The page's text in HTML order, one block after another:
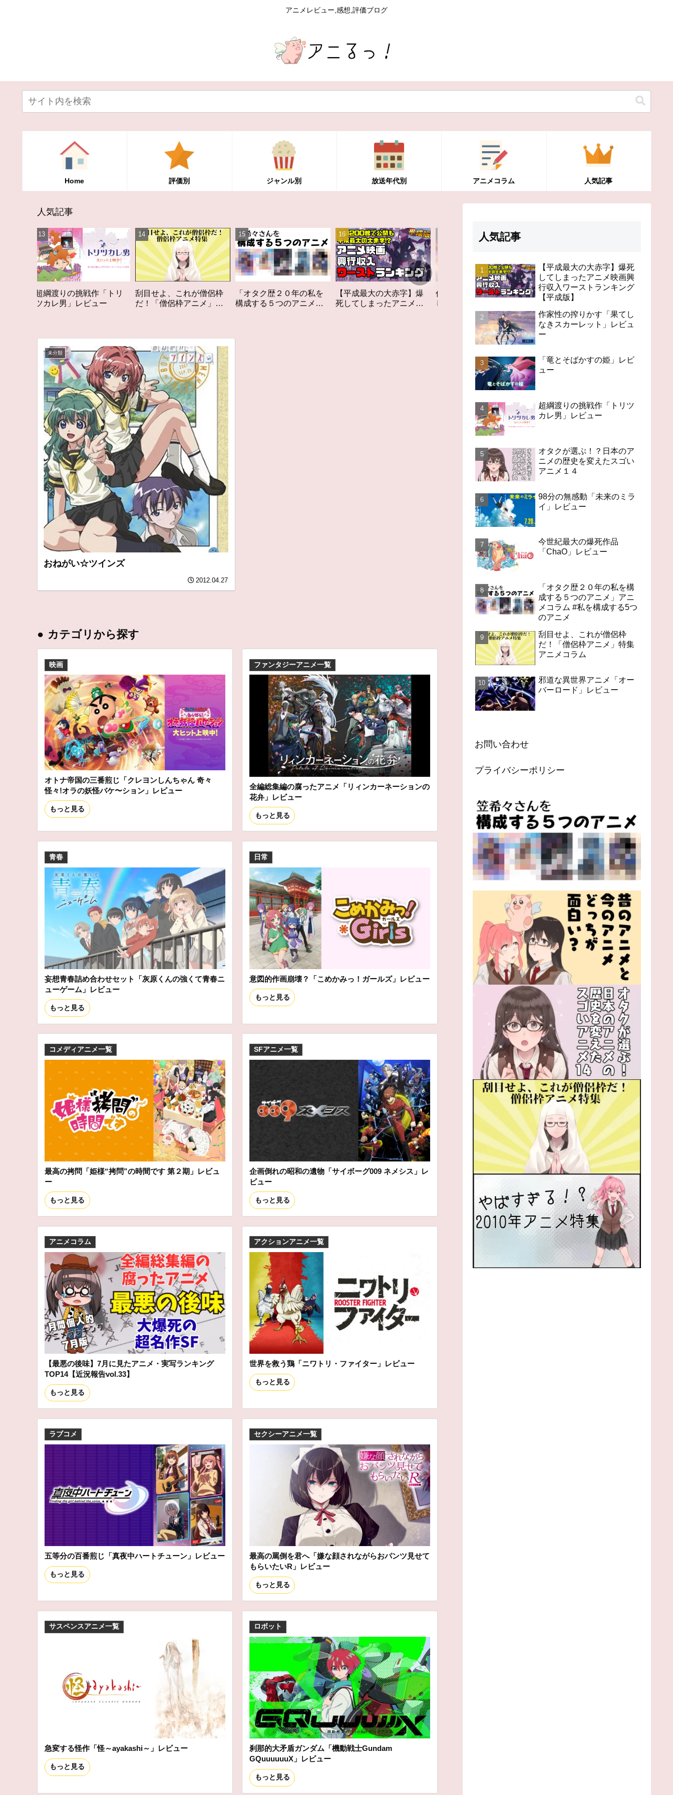
アニメレビュー,感想,評価ブログ
Home 評価別 ジャンル別 放送年代別 アニメコラム 人気記事
人気記事
刮目せよ、これが僧侶枠
だ！「僧侶枠アニメ」特
「オタク歴２０年の私を
構成する５つのアニメ」
【平成最大の大赤字】爆
死してしまったアニメ映
作家性の搾りかす「果て
しなきスカーレット」レ
98分の無感動「未来のミ
ライ」レビュー
オタクが選ぶ！？日本の
アニメの歴史を変えたス
ゴいアニメ１４
未分類
おねがい☆ツインズ
2012.04.27
● カテゴリから探す
映画
オトナ帝国の三番煎じ「クレヨンしんちゃん 奇々
怪々!オラの妖怪バケ〜ション」レビュー
もっと見る
ファンタジーアニメ一覧
全編総集編の腐ったアニメ「リィンカーネーションの
花弁」レビュー
もっと見る
青春
妄想青春詰め合わせセット「灰原くんの強くて青春ニ
ューゲーム」レビュー
もっと見る
日常
意図的作画崩壊？「こめかみっ！ガールズ」レビュー
もっと見る
コメディアニメ一覧
最高の拷問「姫様“拷問”の時間です 第２期」レビュ
ー
もっと見る
SFアニメ一覧
企画倒れの昭和の遺物「サイボーグ009 ネメシス」レ
ビュー
もっと見る
アニメコラム
【最悪の後味】7月に見たアニメ・実写ランキング
TOP14【近況報告vol.33】
もっと見る
アクションアニメ一覧
世界を救う鶏「ニワトリ・ファイター」レビュー
もっと見る
ラブコメ
五等分の百番煎じ「真夜中ハートチューン」レビュー
もっと見る
セクシーアニメ一覧
最高の罵倒を君へ「嫌な顔されながらおパンツ見せて
もらいたいR」レビュー
もっと見る
サスペンスアニメ一覧
急変する怪作「怪～ayakashi～」レビュー
もっと見る
ロボット
刹那的大矛盾ガンダム「機動戦士Gundam
GQuuuuuuX」レビュー
もっと見る
人気記事
【平成最大の大赤字】爆死
してしまったアニメ映画興
行収入ワーストランキング
【平成版】
作家性の搾りかす「果てし
なきスカーレット」レビュ
ー
「竜とそばかすの姫」レビ
ュー
超綱渡りの挑戦作「トリツ
カレ男」レビュー
オタクが選ぶ！？日本のア
ニメの歴史を変えたスゴい
アニメ１４
98分の無感動「未来のミラ
イ」レビュー
今世紀最大の爆死作品
「ChaO」レビュー
「オタク歴２０年の私を構
成する５つのアニメ」アニ
メコラム #私を構成する5つ
のアニメ
刮目せよ、これが僧侶枠
だ！「僧侶枠アニメ」特集
アニメコラム
邪道な異世界アニメ「オー
バーロード」レビュー
お問い合わせ
プライバシーポリシー